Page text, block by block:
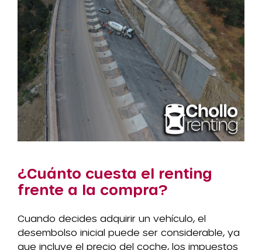
¿Cuánto cuesta el renting
frente a la compra?
Cuando decides adquirir un vehículo, el
desembolso inicial puede ser considerable, ya
que incluye el precio del coche, los impuestos